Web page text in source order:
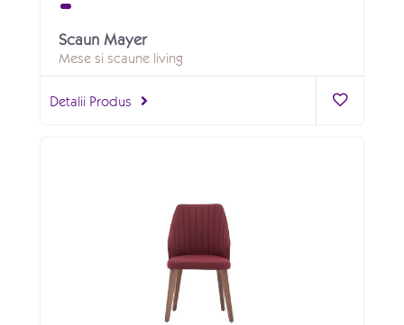
Scaun Mayer
Mese si scaune living
Detalii Produs